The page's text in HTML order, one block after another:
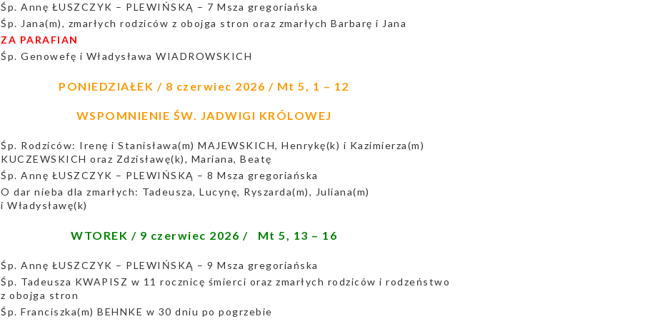
Śp. Annę ŁUSZCZYK – PLEWIŃSKĄ – 7 Msza gregoriańska
Śp. Jana(m), zmarłych rodziców z obojga stron oraz zmarłych Barbarę i Jana
ZA PARAFIAN
Śp. Genowefę i Władysława WIADROWSKICH
PONIEDZIAŁEK / 8 czerwiec 2026 / Mt 5, 1 – 12
WSPOMNIENIE ŚW. JADWIGI KRÓLOWEJ
Śp. Rodziców: Irenę i Stanisława(m) MAJEWSKICH, Henrykę(k) i Kazimierza(m)
KUCZEWSKICH oraz Zdzisławę(k), Mariana, Beatę
Śp. Annę ŁUSZCZYK – PLEWIŃSKĄ – 8 Msza gregoriańska
O dar nieba dla zmarłych: Tadeusza, Lucynę, Ryszarda(m), Juliana(m)
i Władysławę(k)
WTOREK / 9 czerwiec 2026 / Mt 5, 13 – 16
Śp. Annę ŁUSZCZYK – PLEWIŃSKĄ – 9 Msza gregoriańska
Śp. Tadeusza KWAPISZ w 11 rocznicę śmierci oraz zmarłych rodziców i rodzeństwo
z obojga stron
Śp. Franciszka(m) BEHNKE w 30 dniu po pogrzebie